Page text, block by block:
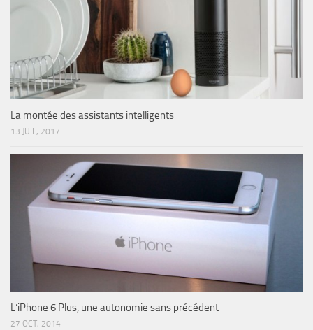
La montée des assistants intelligents
13 JUIL, 2017
L’iPhone 6 Plus, une autonomie sans précédent
27 OCT, 2014